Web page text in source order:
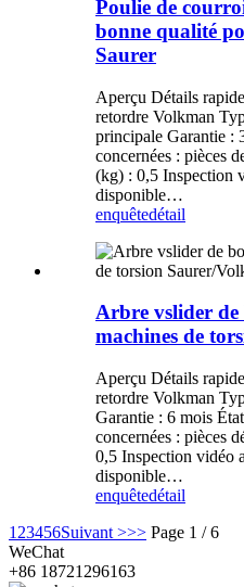
Poulie de
bonne qualité
Saurer
Aperçu Détails
retordre Volkman
principale Garantie :
concernées : pièces
(kg) : 0,5 Inspection
disponible…
enquêtedétail
Arbre vslider
machines de
Aperçu Détails
retordre Volkman
Garantie : 6 mois
concernées : pièces
0,5 Inspection vidéo
disponible…
enquêtedétail
1 23456Suivant >>> Page 1 / 6
WeChat
+86 18721296163